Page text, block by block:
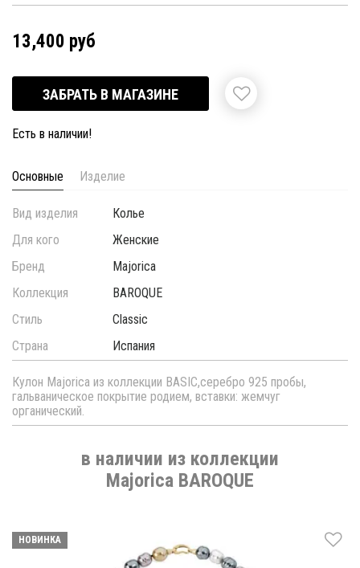
13,400 руб
ЗАБРАТЬ В МАГАЗИНЕ
Есть в наличии!
Основные Изделие
Вид изделия
Колье
Для кого
Женские
Бренд
Majorica
Коллекция
BAROQUE
Стиль
Classic
Страна
Испания
Кулон Majorica из коллекции BASIC,серебро 925 пробы,
гальваническое покрытие родием, вставки: жемчуг
органический.
в наличии из коллекции
Majorica BAROQUE
НОВИНКА